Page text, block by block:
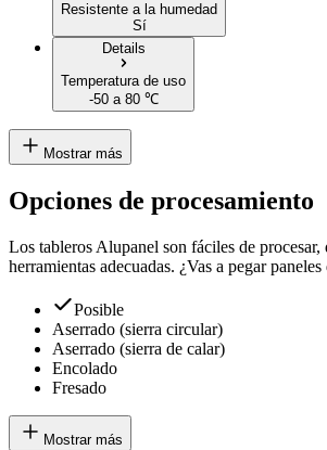
Resistente a la humedad
Sí
Details
Temperatura de uso
-50 a 80 ℃
Mostrar más
Opciones de procesamiento
Los tableros Alupanel son fáciles de
herramientas adecuadas. ¿Vas a pegar
Posible
Aserrado (sierra circular)
Aserrado (sierra de calar)
Encolado
Fresado
Mostrar más